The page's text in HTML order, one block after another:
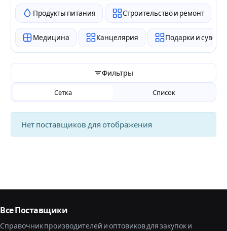
Продукты питания Строительство и ремонт
Медицина Канцелярия Подарки и
Фильтры
Сетка Список
Нет поставщиков для отображения
Все Поставщики
Справочник производителей и оптовиков для закупок и